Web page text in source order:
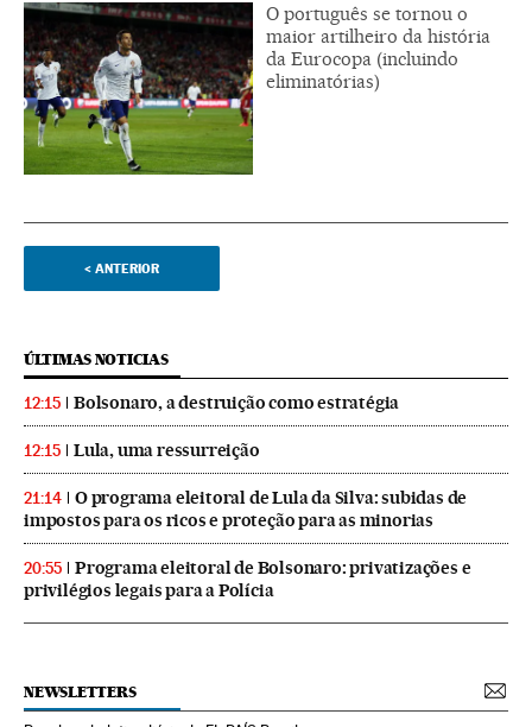
O português se tornou o
maior artilheiro da história
da Eurocopa (incluindo
eliminatórias)
< ANTERIOR
ÚLTIMAS NOTICIAS
12:15 Bolsonaro, a destruição como estratégia
12:15 Lula, uma ressurreição
21:14
O programa eleitoral de Lula da Silva: subidas de
impostos para os ricos e proteção para as minorias
20:55
Programa eleitoral de Bolsonaro: privatizações e
privilégios legais para a Polícia
NEWSLETTERS